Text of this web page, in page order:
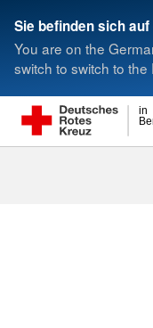
Sie befinden sich
You are on the
switch to switch to the
in